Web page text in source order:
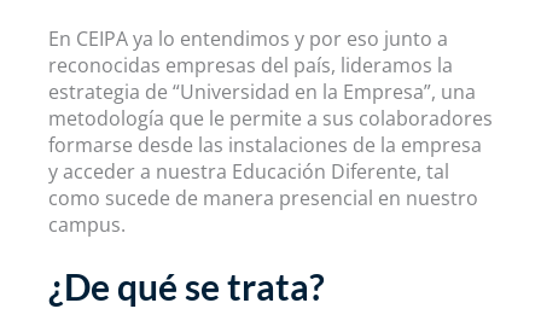
En CEIPA ya lo entendimos y por eso junto a
reconocidas empresas del país, lideramos la
estrategia de “Universidad en la Empresa”, una
metodología que le permite a sus colaboradores
formarse desde las instalaciones de la empresa
y acceder a nuestra Educación Diferente, tal
como sucede de manera presencial en nuestro
campus.
¿De qué se trata?